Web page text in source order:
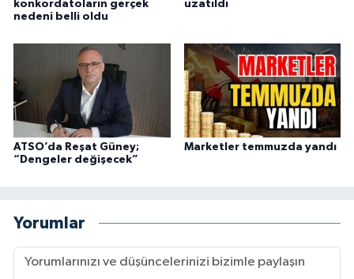
konkordatoların gerçek
nedeni belli oldu
uzatıldı
ATSO’da Reşat Güney;
“Dengeler değişecek”
Marketler temmuzda yandı
Yorumlar